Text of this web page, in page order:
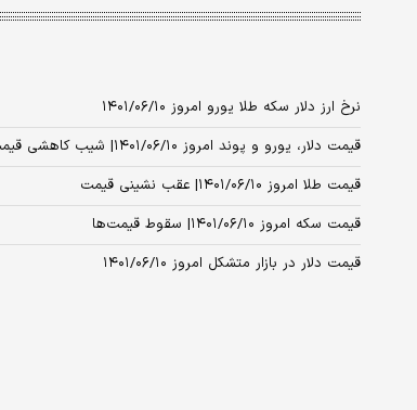
نرخ ارز دلار سکه طلا یورو امروز ۱۴۰۱/۰۶/۱۰
قیمت دلار، یورو و پوند امروز ۱۴۰۱/۰۶/۱۰| شیب کاهشی قیمت‌ها
قیمت طلا امروز ۱۴۰۱/۰۶/۱۰| عقب نشینی قیمت
قیمت سکه امروز ۱۴۰۱/۰۶/۱۰| سقوط قیمت‌ها
قیمت دلار در بازار متشکل امروز ۱۴۰۱/۰۶/۱۰